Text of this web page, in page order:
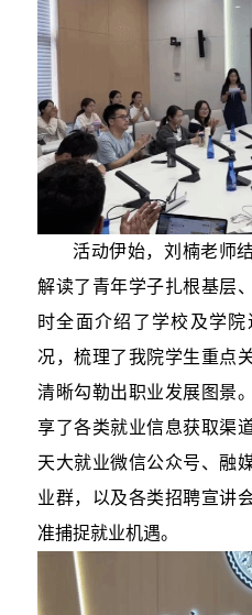
活动伊始，刘楠老师
解读了青年学子扎根基层
时全面介绍了学校及学
况，梳理了我院学生重点
清晰勾勒出职业发展图景
享了各类就业信息获取渠
天大就业微信公众号、融
业群，以及各类招聘宣讲
准捕捉就业机遇。